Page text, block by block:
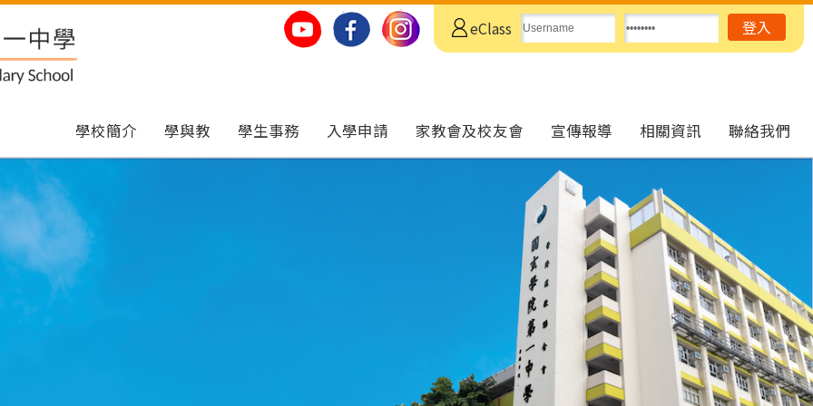
eClass
學校簡介 學與教 學生事務 入學申請 家教會及校友會 宣傳報導 相關資訊 聯絡我們